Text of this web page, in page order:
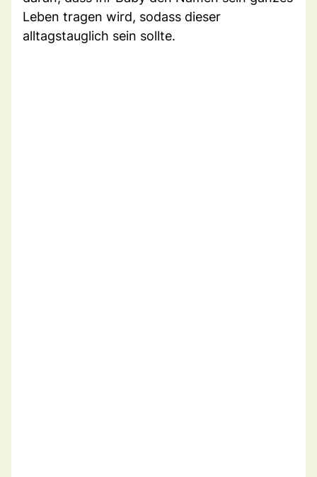
Leben tragen wird, sodass dieser
alltagstauglich sein sollte.